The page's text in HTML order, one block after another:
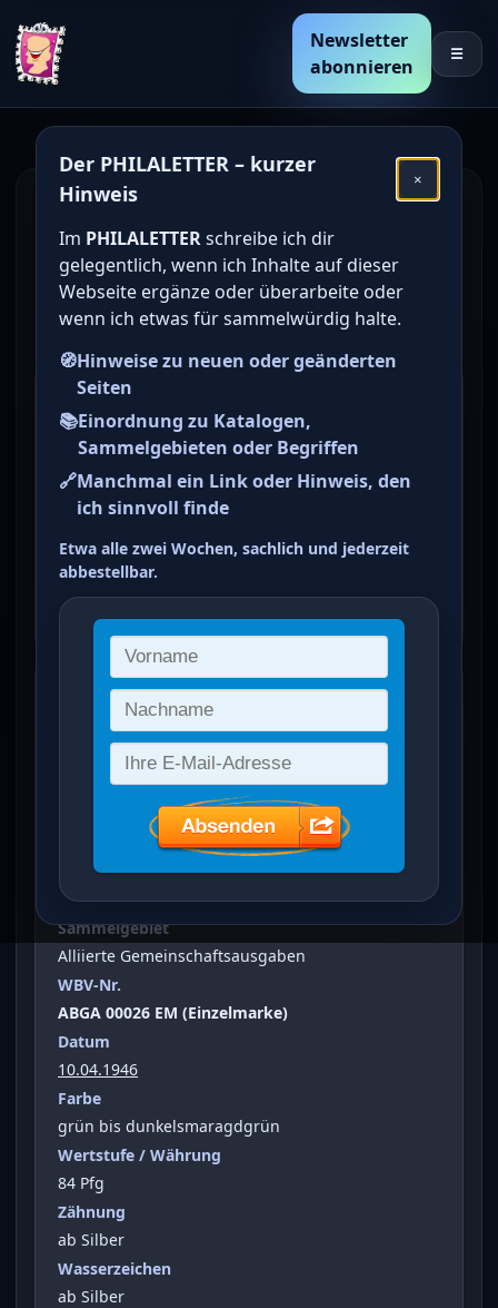
Newsletter
abonnieren
☰
Der PHILALETTER – kurzer
Hinweis
×
Im PHILALETTERschreibe ich dir
gelegentlich, wenn ich Inhalte auf dieser
Webseite ergänze oder überarbeite oder
wenn ich etwas für sammelwürdig halte.
🧭Hinweise zu neuen oder geänderten
Seiten
📚Einordnung zu Katalogen,
Sammelgebieten oder Begriffen
🔗Manchmal ein Link oder Hinweis, den
ich sinnvoll finde
Etwa alle zwei Wochen, sachlich und jederzeit
abbestellbar.
Den Katalogwert von
deutschen Briefmarken
online bestimmen /
ermitteln
Briefmarke zu Alliierte
Gemeinschaftsausgaben
Freimarken: I.
Kontrollausgaben 84 Pfg grün
bis dunkelsmaragdgrün
ein Treffer von 30
Freimarken: I. Kontrollausgaben
Vergrößertes Bild bei Klick auf Bild
Ausgabeanlass
Freimarken: I. Kontrollausgaben
Sammelgebiet
Alliierte Gemeinschaftsausgaben
WBV-Nr.
ABGA 00026 EM (Einzelmarke)
Datum
10.04.1946
Farbe
grün bis dunkelsmaragdgrün
Wertstufe / Währung
84 Pfg
Zähnung
ab Silber
Wasserzeichen
ab Silber